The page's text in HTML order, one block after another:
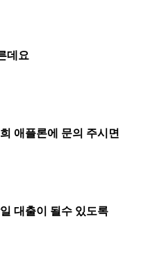
데요
애플론에 문의 주시면
대출이 될수 있도록